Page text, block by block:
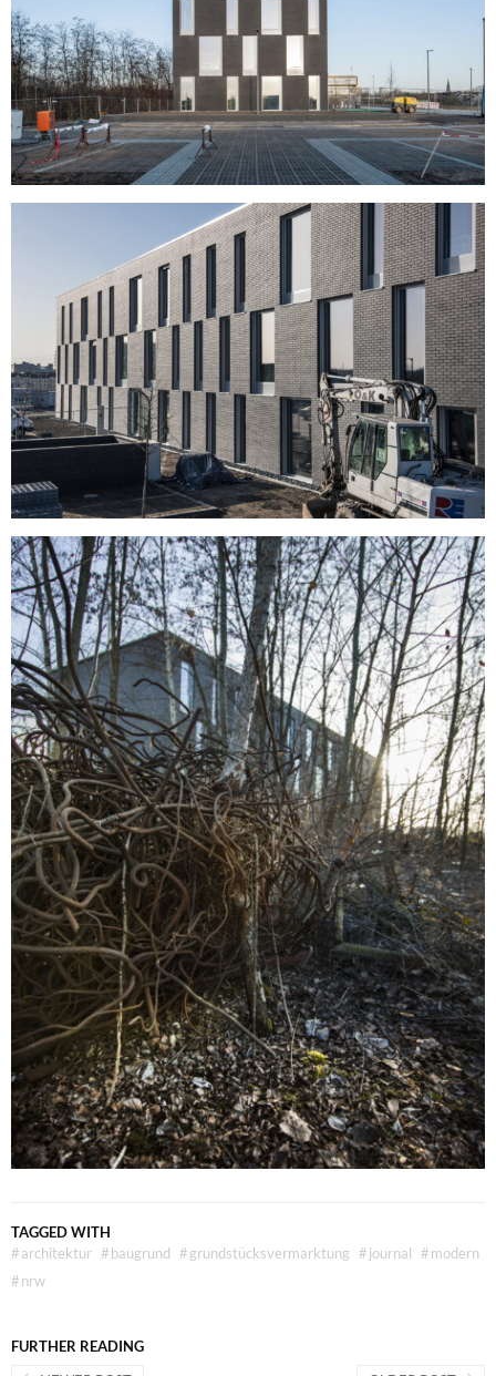
TAGGED WITH
#architektur #baugrund #grundstücksvermarktung #journal #modern
#nrw
FURTHER READING